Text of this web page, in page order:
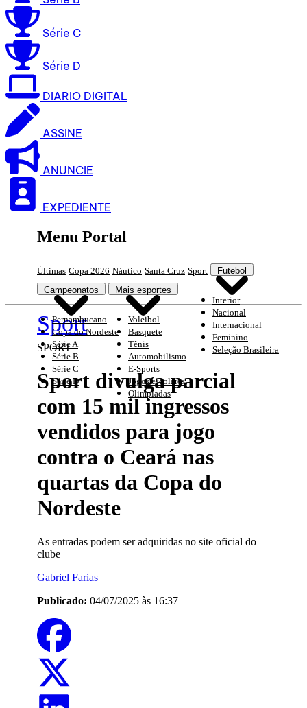
Série C
Série D
DIARIO DIGITAL
ASSINE
ANUNCIE
EXPEDIENTE
Menu Portal
Últimas Copa 2026 Náutico Santa Cruz Sport Futebol
Interior
Nacional
Internacional
Feminino
Seleção Brasileira
Campeonatos
Pernambucano
Copa do Nordeste
Série A
Série B
Série C
Série D
Mais esportes
Voleibol
Basquete
Tênis
Automobilismo
E-Sports
Jogos escolares
Olimpíadas
Sport
SPORT
Sport divulga parcial
com 15 mil ingressos
vendidos para jogo
contra o Ceará nas
quartas da Copa do
Nordeste
As entradas podem ser adquiridas no site oficial do
clube
Gabriel Farias
Publicado: 04/07/2025 às 16:37